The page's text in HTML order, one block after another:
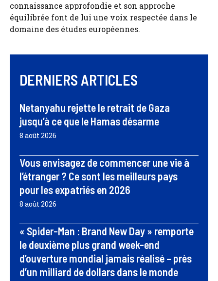
connaissance approfondie et son approche
équilibrée font de lui une voix respectée dans le
domaine des études européennes.
DERNIERS ARTICLES
Netanyahu rejette le retrait de Gaza
jusqu’à ce que le Hamas désarme
8 août 2026
Vous envisagez de commencer une vie à
l’étranger ? Ce sont les meilleurs pays
pour les expatriés en 2026
8 août 2026
« Spider-Man : Brand New Day » remporte
le deuxième plus grand week-end
d’ouverture mondial jamais réalisé – près
d’un milliard de dollars dans le monde